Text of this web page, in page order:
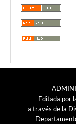
Editada por
a través de la